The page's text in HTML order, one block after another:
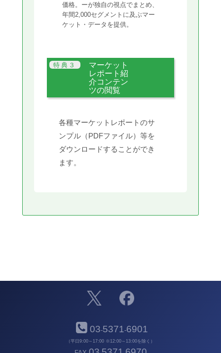
価格。ーが独自の視点でまとめ、
年間2,000セグメントに及ぶマー
ケット・データを提供。
マーケット
レポート紹
介コンテン
ツの閲覧
各種マーケットレポートのサ
ンプル（PDFファイル）等を
ダウンロードすることができ
ます。
03-5371-6901
（平日9:00～17:00 ※12:00～13:00を除く）